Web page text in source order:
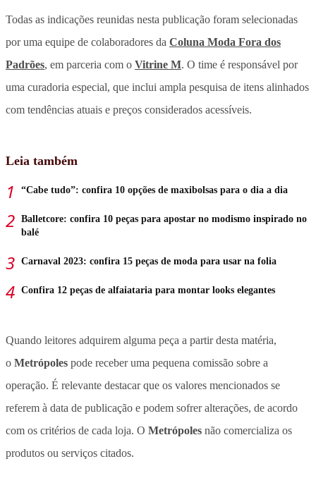
Todas as indicações reunidas nesta publicação foram selecionadas
por uma equipe de colaboradores da Coluna Moda Fora dos
Padrões, em parceria com o Vitrine M. O time é responsável por
uma curadoria especial, que inclui ampla pesquisa de itens alinhados
com tendências atuais e preços considerados acessíveis.
Leia também
“Cabe tudo”: confira 10 opções de maxibolsas para o dia a dia
Balletcore: confira 10 peças para apostar no modismo inspirado no
balé
Carnaval 2023: confira 15 peças de moda para usar na folia
Confira 12 peças de alfaiataria para montar looks elegantes
Quando leitores adquirem alguma peça a partir desta matéria,
o Metrópoles pode receber uma pequena comissão sobre a
operação. É relevante destacar que os valores mencionados se
referem à data de publicação e podem sofrer alterações, de acordo
com os critérios de cada loja. O Metrópoles não comercializa os
produtos ou serviços citados.